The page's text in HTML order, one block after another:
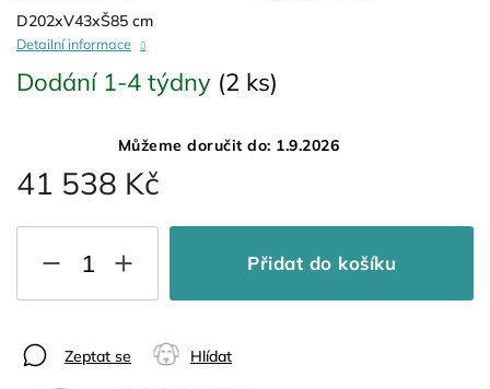
41 538 Kč
Dodání 1-4 týdny (2 ks)
Můžeme doručit do: 1.9.2026
Přidat do košíku
D202xV43xŠ85 cm
Detailní informace
Zeptat se Hlídat